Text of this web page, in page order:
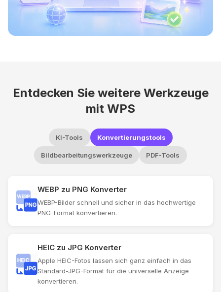
Entdecken Sie weitere Werkzeuge
mit WPS
KI-Tools Konvertierungstools
Bildbearbeitungswerkzeuge PDF-Tools
WEBP zu PNG Konverter
WEBP-Bilder schnell und sicher in das hochwertige
PNG-Format konvertieren.
HEIC zu JPG Konverter
Apple HEIC-Fotos lassen sich ganz einfach in das
Standard-JPG-Format für die universelle Anzeige
konvertieren.